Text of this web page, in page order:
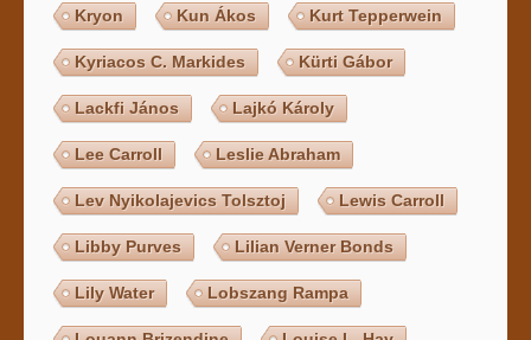
Kryon Kun Ákos Kurt Tepperwein
Kyriacos C. Markides Kürti Gábor
Lackfi János Lajkó Károly
Lee Carroll Leslie Abraham
Lev Nyikolajevics Tolsztoj Lewis Carroll
Libby Purves Lilian Verner Bonds
Lily Water Lobszang Rampa